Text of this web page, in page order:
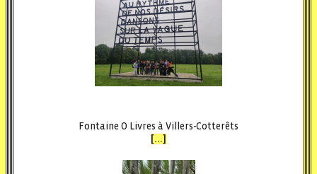
Fontaine O Livres à Villers-Cotterêts
[...]